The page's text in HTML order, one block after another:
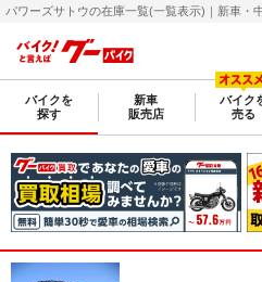
バイクを
探す
新車
販売店
バイク
売る